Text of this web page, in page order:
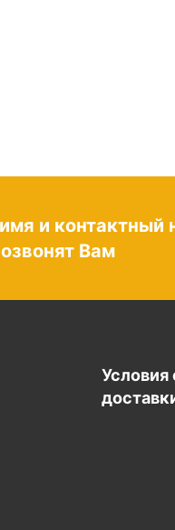
и контактный
Вам
Условия